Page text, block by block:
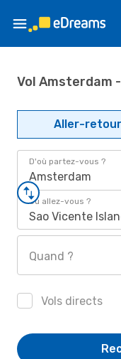
Vol Amsterdam
Aller-retour
D'où partez-vous ?
Amsterdam
Où allez-vous ?
Sao Vicente
Quand ?
Vols directs